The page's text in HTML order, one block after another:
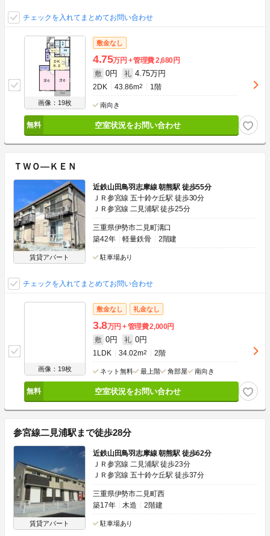
チェックを入れてまとめてお問い合わせ
画像：19枚
敷金なし
4.75万円 管理費2,680円
敷 0円 礼 4.75万円
2DK 43.86m2 1階
南向き
空室状況をお問い合わせ
ＴＷＯ―ＫＥＮ
賃貸アパート
近鉄山田鳥羽志摩線 朝熊駅 徒歩55分
ＪＲ参宮線 五十鈴ケ丘駅 徒歩30分
ＪＲ参宮線 二見浦駅 徒歩25分
三重県伊勢市二見町溝口
築42年
軽量鉄骨 2階建
駐車場あり
チェックを入れてまとめてお問い合わせ
画像：19枚
敷金なし 礼金なし
3.8万円 管理費2,000円
敷 0円 礼 0円
1LDK 34.02m2 2階
ネット無料 最上階 角部屋 南向き
空室状況をお問い合わせ
参宮線二見浦駅まで徒歩28分
賃貸アパート
近鉄山田鳥羽志摩線 朝熊駅 徒歩62分
ＪＲ参宮線 二見浦駅 徒歩23分
ＪＲ参宮線 五十鈴ケ丘駅 徒歩37分
三重県伊勢市二見町西
築17年
木造 2階建
駐車場あり